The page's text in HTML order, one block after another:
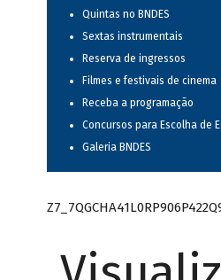
Quintas no BNDES
Sextas instrumentais
Reserva de ingressos
Filmes e festivais de cinema
Receba a programação
Concursos para Escolha de
Galeria BNDES